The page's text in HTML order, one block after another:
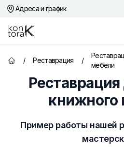
Адреса и график
Контора К
Главная страница
/ Реставрация /
мебели
Реставрация
книжного
Пример работы нашей